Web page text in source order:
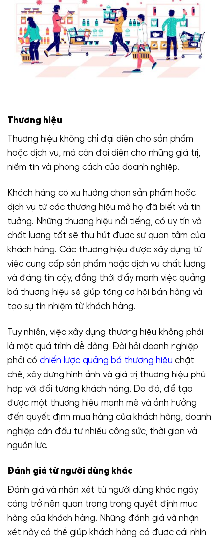
Thương hiệu
Thương hiệu không chỉ đại diện cho sản phẩm
hoặc dịch vụ, mà còn đại diện cho những giá trị,
niềm tin và phong cách của doanh nghiệp.
Khách hàng có xu hướng chọn sản phẩm hoặc
dịch vụ từ các thương hiệu mà họ đã biết và tin
tưởng. Những thương hiệu nổi tiếng, có uy tín và
chất lượng tốt sẽ thu hút được sự quan tâm của
khách hàng. Các thương hiệu được xây dựng từ
việc cung cấp sản phẩm hoặc dịch vụ chất lượng
và đáng tin cậy, đồng thời đẩy mạnh việc quảng
bá thương hiệu sẽ giúp tăng cơ hội bán hàng và
tạo sự tín nhiệm từ khách hàng.
Tuy nhiên, việc xây dựng thương hiệu không phải
là một quá trình dễ dàng. Đòi hỏi doanh nghiệp
phải có chiến lược quảng bá thương hiệu chặt
chẽ, xây dựng hình ảnh và giá trị thương hiệu phù
hợp với đối tượng khách hàng. Do đó, để tạo
được một thương hiệu mạnh mẽ và ảnh hưởng
đến quyết định mua hàng của khách hàng, doanh
nghiệp cần đầu tư nhiều công sức, thời gian và
nguồn lực.
Đánh giá từ người dùng khác
Đánh giá và nhận xét từ người dùng khác ngày
càng trở nên quan trọng trong quyết định mua
hàng của khách hàng. Những đánh giá và nhận
xét này có thể giúp khách hàng có được cái nhìn